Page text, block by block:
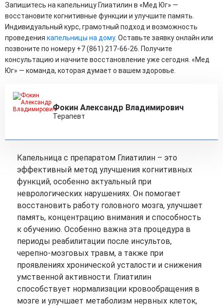
Запишитесь на капельницу Глиатилин в «Мед Юг» —
восстановите когнитивные функции и улучшите память.
Индивидуальный курс, грамотный подход и возможность
проведения капельницы на дому. Оставьте заявку онлайн или
позвоните по номеру +7 (861) 217-66-26. Получите
консультацию и начните восстановление уже сегодня. «Мед
Юг» — команда, которая думает о вашем здоровье.
Фокин Александр Владимирович
Терапевт
Капельница с препаратом Глиатилин – это
эффективный метод улучшения когнитивных
функций, особенно актуальный при
неврологических нарушениях. Он помогает
восстановить работу головного мозга, улучшает
память, концентрацию внимания и способность
к обучению. Особенно важна эта процедура в
периоды реабилитации после инсультов,
черепно-мозговых травм, а также при
проявлениях хронической усталости и снижения
умственной активности. Глиатилин
способствует нормализации кровообращения в
мозге и улучшает метаболизм нервных клеток,